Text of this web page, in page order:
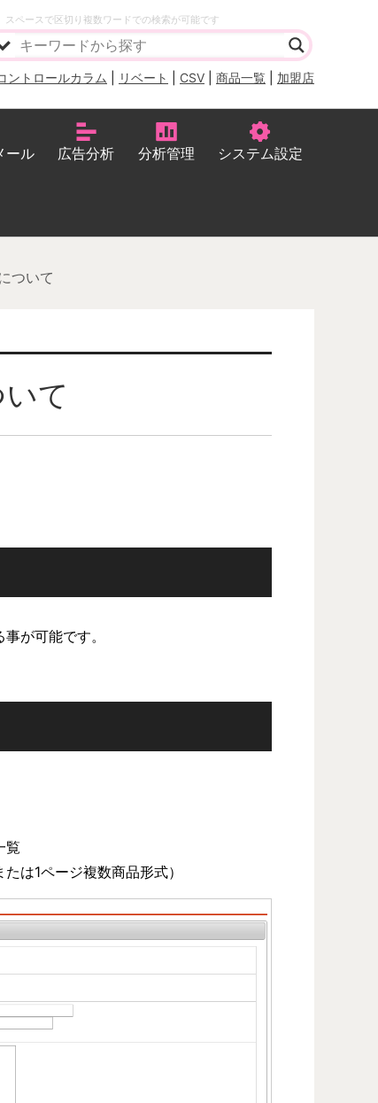
スペースで区切り複数ワードでの検索が可能です
ントロールカラム リベート CSV 商品一覧 加盟店
ール 広告分析 分析管理 システム設定
ついて
て
が可能です。
覧
は1ページ複数商品形式）